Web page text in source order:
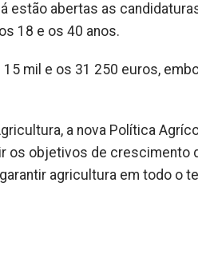
estão abertas as
18 e os 40 anos.
mil e os 31 250 euros,
a nova Política
os objetivos de crescimento
agricultura em todo o